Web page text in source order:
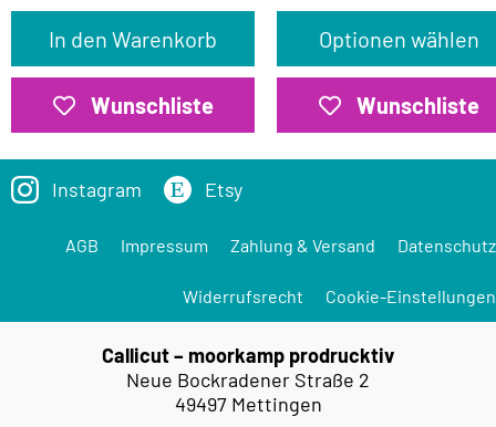
In den Warenkorb
Wunschliste
Optionen wählen
Wunschliste
Instagram Etsy
AGB Impressum Zahlung & Versand Datenschutz
Widerrufsrecht Cookie-Einstellungen
Callicut – moorkamp prodrucktiv
Neue Bockradener Straße 2
49497 Mettingen